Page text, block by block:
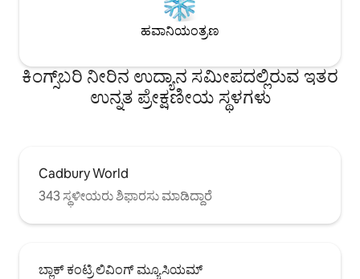
ಹವಾನಿಯಂತ್ರಣ
ಕಿಂಗ್ಸ್‌ಬರಿ ನೀರಿನ ಉದ್ಯಾನ ಸಮೀಪದಲ್ಲಿರುವ ಇತರ
ಉನ್ನತ ಪ್ರೇಕ್ಷಣೀಯ ಸ್ಥಳಗಳು
Cadbury World
343 ಸ್ಥಳೀಯರು ಶಿಫಾರಸು ಮಾಡಿದ್ದಾರೆ
ಬ್ಲಾಕ್ ಕಂಟ್ರಿ ಲಿವಿಂಗ್ ಮ್ಯೂಸಿಯಮ್